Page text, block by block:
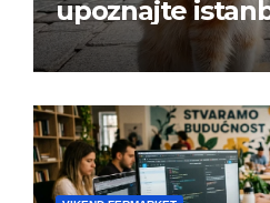
upoznajte